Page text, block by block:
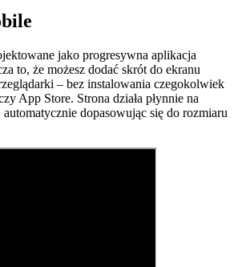
jako progresywna aplikacja
to, że możesz dodać skrót do ekranu
– bez instalowania czegokolwiek
App Store. Strona działa płynnie na
dopasowując się do rozmiaru